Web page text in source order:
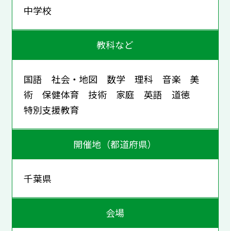
中学校
教科など
国語 社会・地図 数学 理科 音楽 美
術 保健体育 技術 家庭 英語 道徳
特別支援教育
開催地（都道府県）
千葉県
会場